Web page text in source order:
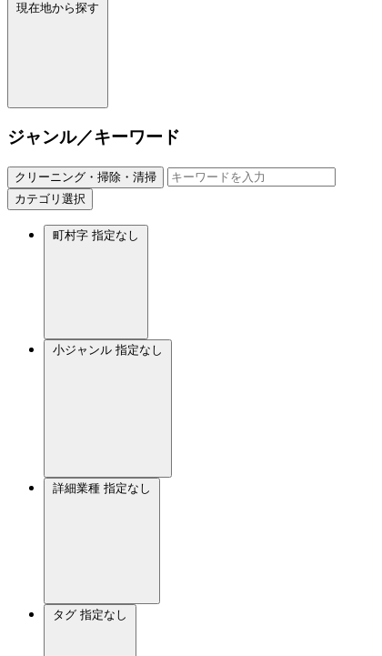
現在地から探す
ジャンル／キーワード
クリーニング・掃除・清掃
カテゴリ選択
町村字 指定なし
小ジャンル 指定なし
詳細業種 指定なし
タグ 指定なし